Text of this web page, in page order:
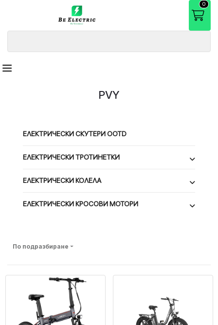
0
PVY
ЕЛЕКТРИЧЕСКИ СКУТЕРИ OOTD
ЕЛЕКТРИЧЕСКИ ТРОТИНЕТКИ
ЕЛЕКТРИЧЕСКИ КОЛЕЛА
ЕЛЕКТРИЧЕСКИ КРОСОВИ МОТОРИ
По подразбиране